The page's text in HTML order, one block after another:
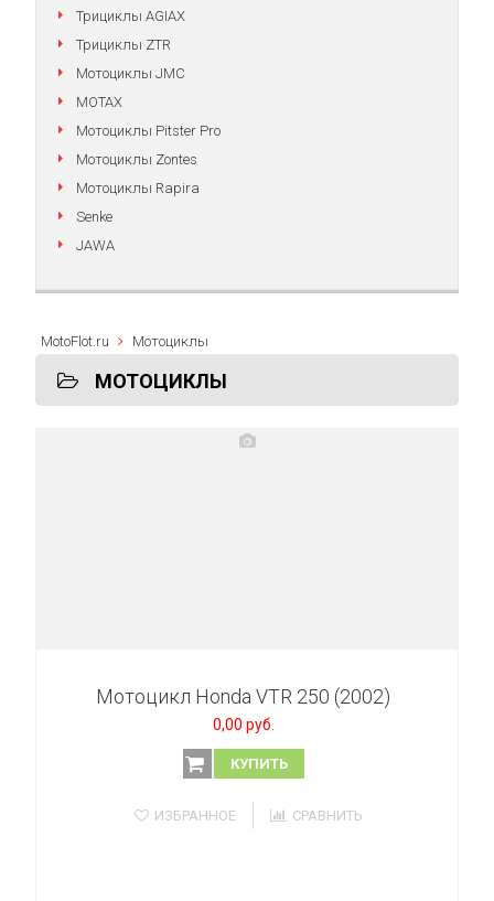
Трициклы AGIAX
Трициклы ZTR
Мотоциклы JMC
MOTAX
Мотоциклы Pitster Pro
Мотоциклы Zontes
Мотоциклы Rapira
Senke
JAWA
MotoFlot.ru Мотоциклы
МОТОЦИКЛЫ
Мотоцикл Honda VTR 250 (2002)
0,00 руб.
КУПИТЬ
ИЗБРАННОЕ СРАВНИТЬ